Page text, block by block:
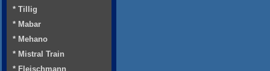
* Tillig
* Mabar
* Mehano
* Mistral Train
* Fleischmann